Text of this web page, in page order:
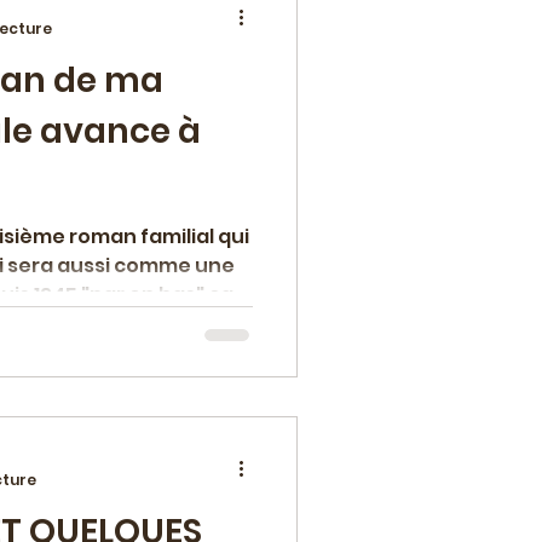
Polar
de ma
avance à
roman familial qui
aussi comme une
1945 "par en bas" car
petites gens
QUELQUES